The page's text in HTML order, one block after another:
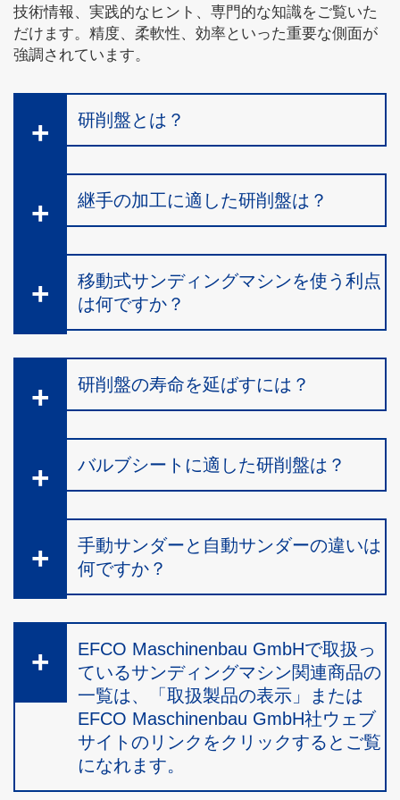
技術情報、実践的なヒント、専門的な知識をご覧いた
だけます。精度、柔軟性、効率といった重要な側面が
強調されています。
研削盤とは？
継手の加工に適した研削盤は？
移動式サンディングマシンを使う利点
は何ですか？
研削盤の寿命を延ばすには？
バルブシートに適した研削盤は？
手動サンダーと自動サンダーの違いは
何ですか？
EFCO Maschinenbau GmbHで取扱っ
ているサンディングマシン関連商品の
一覧は、「取扱製品の表示」または
EFCO Maschinenbau GmbH社ウェブ
サイトのリンクをクリックするとご覧
になれます。